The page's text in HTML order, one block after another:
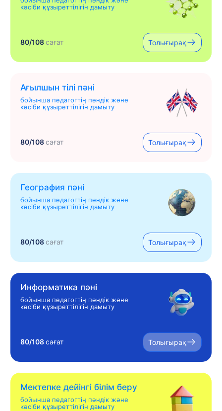
кәсіби құзыреттілігін дамыту
80/108сағат Толығырақ
Ағылшын тілі пәні
бойынша педагогтің пәндік және
кәсіби құзыреттілігін дамыту
80/108сағат Толығырақ
География пәні
бойынша педагогтің пәндік және
кәсіби құзыреттілігін дамыту
80/108сағат Толығырақ
Информатика пәні
бойынша педагогтің пәндік және
кәсіби құзыреттілігін дамыту
80/108сағат Толығырақ
Мектепке дейінгі білім беру
бойынша педагогтің пәндік және
кәсіби құзыреттілігін дамыту